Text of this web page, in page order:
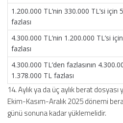
1.200.000 TL’nin 330.000 TL’si için
fazlası
4.300.000 TL’nin 1.200.000 TL’si
fazlası
4.300.000 TL’den fazlasının
1.378.000 TL fazlası
14. Aylık ya da üç aylık berat
Ekim-Kasım-Aralık 2025 dönemi
günü sonuna kadar yüklemelidir.